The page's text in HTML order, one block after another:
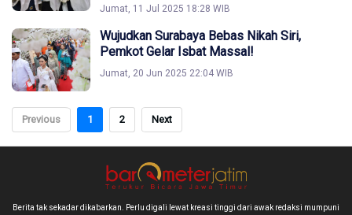
Jumat, 11 Jul 2025 18:28 WIB
Wujudkan Surabaya Bebas Nikah Siri,
Pemkot Gelar Isbat Massal!
Jumat, 20 Jun 2025 22:04 WIB
Previous 1 2 Next
Berita tak sekadar dikabarkan. Perlu digali lewat kreasi tinggi dari awak redaksi mumpuni